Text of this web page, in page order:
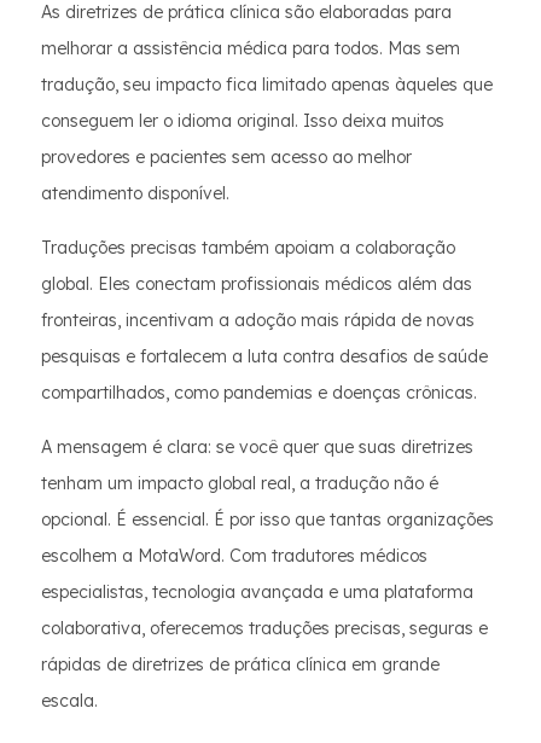
As diretrizes de prática clínica são elaboradas para
melhorar a assistência médica para todos. Mas sem
tradução, seu impacto fica limitado apenas àqueles que
conseguem ler o idioma original. Isso deixa muitos
provedores e pacientes sem acesso ao melhor
atendimento disponível.
Traduções precisas também apoiam a colaboração
global. Eles conectam profissionais médicos além das
fronteiras, incentivam a adoção mais rápida de novas
pesquisas e fortalecem a luta contra desafios de saúde
compartilhados, como pandemias e doenças crônicas.
A mensagem é clara: se você quer que suas diretrizes
tenham um impacto global real, a tradução não é
opcional. É essencial. É por isso que tantas organizações
escolhem a MotaWord. Com tradutores médicos
especialistas, tecnologia avançada e uma plataforma
colaborativa, oferecemos traduções precisas, seguras e
rápidas de diretrizes de prática clínica em grande
escala.